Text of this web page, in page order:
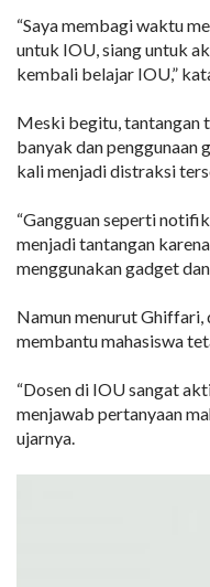
“Saya membagi waktu
untuk IOU, siang untuk
kembali belajar IOU,”
Meski begitu, tantangan
banyak dan penggunaan
kali menjadi distraksi
“Gangguan seperti
menjadi tantangan
menggunakan gadget
Namun menurut Ghiffari,
membantu mahasiswa
“Dosen di IOU sangat
menjawab pertanyaan
ujarnya.